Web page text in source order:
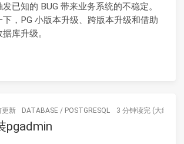
已知的 BUG 带来业务系统的不稳定。
，PG 小版本升级、跨版本升级和借助
库升级。
更新 DATABASE / POSTGRESQL 3 分钟读完 (大约487
pgadmin